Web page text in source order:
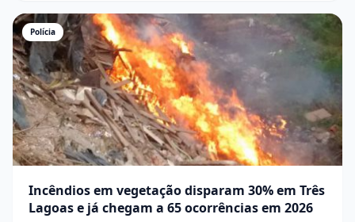
Polícia
Incêndios em vegetação disparam 30% em Três
Lagoas e já chegam a 65 ocorrências em 2026